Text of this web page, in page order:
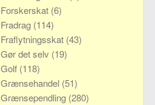
Forskerskat (6)
Fradrag (114)
Fraflytningsskat (43)
Gør det selv (19)
Golf (118)
Grænsehandel (51)
Grænsependling (280)